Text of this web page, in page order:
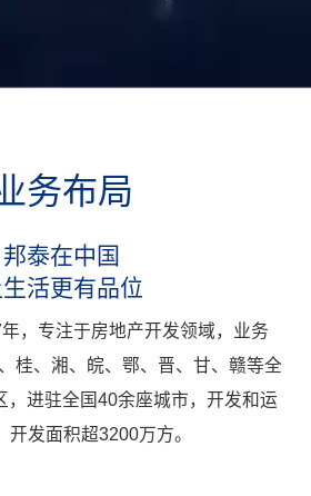
务布局
邦泰在中国
活更有品位
，专注于房地产开发领域，业务
桂、湘、皖、鄂、晋、甘、赣等全
，进驻全国40余座城市，开发和运
发面积超3200万方。